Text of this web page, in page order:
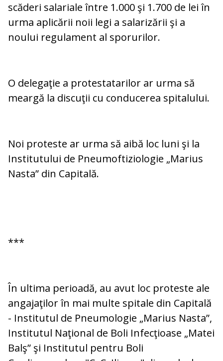
scăderi salariale între 1.000 şi 1.700 de lei în
urma aplicării noii legi a salarizării şi a
noului regulament al sporurilor.
O delegaţie a protestatarilor ar urma să
meargă la discuţii cu conducerea spitalului.
Noi proteste ar urma să aibă loc luni şi la
Institutului de Pneumoftiziologie „Marius
Nasta” din Capitală.
***
În ultima perioadă, au avut loc proteste ale
angajaţilor în mai multe spitale din Capitală
- Institutul de Pneumologie „Marius Nasta”,
Institutul Naţional de Boli Infecţioase „Matei
Balş” şi Institutul pentru Boli